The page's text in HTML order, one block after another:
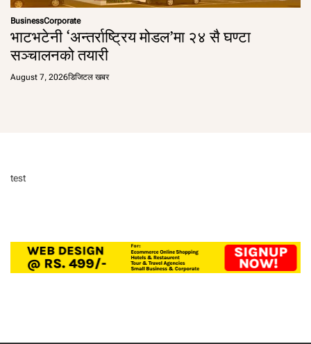
BusinessCorporate
भाटभटेनी ‘अन्तर्राष्ट्रिय मोडल’मा २४ सै घण्टा
सञ्चालनको तयारी
August 7, 2026डिजिटल खबर
test